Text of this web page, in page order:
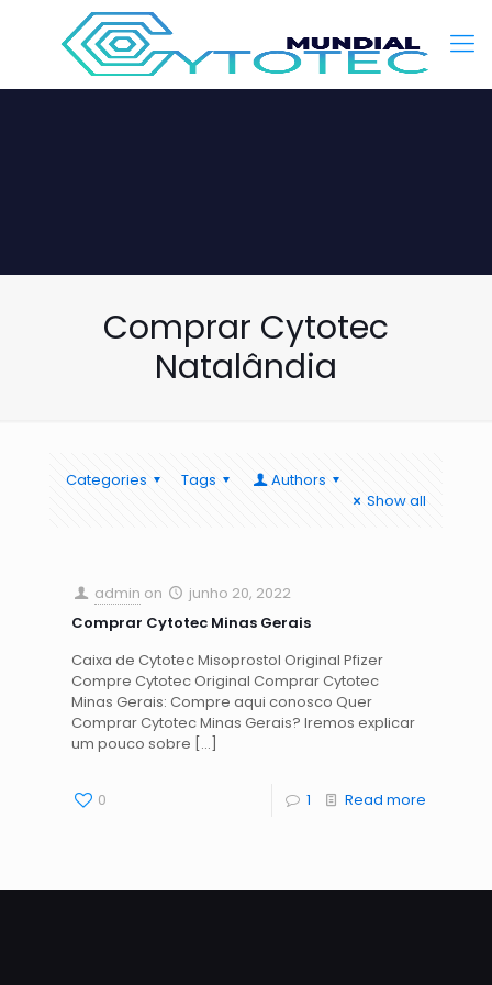
Comprar Cytotec
Natalândia
Categories Tags
Authors
Show all
admin on
junho 20, 2022
Comprar Cytotec Minas Gerais
Caixa de Cytotec Misoprostol Original Pfizer
Compre Cytotec Original Comprar Cytotec
Minas Gerais: Compre aqui conosco Quer
Comprar Cytotec Minas Gerais? Iremos explicar
um pouco sobre […]
0 1 Read more